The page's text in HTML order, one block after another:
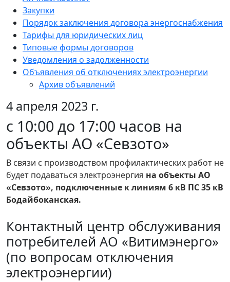
Закупки
Порядок заключения договора энергоснабжения
Тарифы для юридических лиц
Типовые формы договоров
Уведомления о задолженности
Объявления об отключениях электроэнергии
Архив объявлений
4 апреля 2023 г.
с 10:00 до 17:00 часов на
объекты АО «Севзото»
В связи с производством профилактических работ не
будет подаваться электроэнергия на объекты АО
«Севзото», подключенные к линиям 6 кВ ПС 35 кВ
Бодайбоканская.
Контактный центр обслуживания
потребителей АО «Витимэнерго»
(по вопросам отключения
электроэнергии)